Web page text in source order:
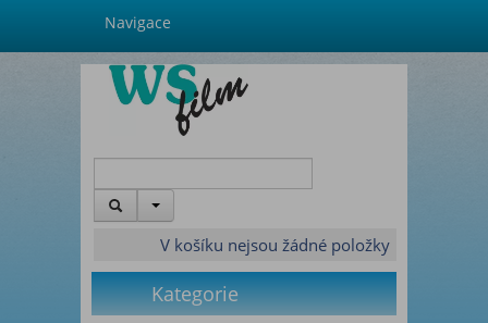
Navigace
V košíku nejsou žádné položky
Kategorie